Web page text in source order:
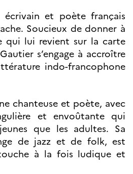
écrivain et poète français
Soucieux de donner à
qui lui revient sur la carte
s’engage à accroître
indo-francophone
chanteuse et poète, avec
et envoûtante qui
que les adultes. Sa
de jazz et de folk, est
à la fois ludique et